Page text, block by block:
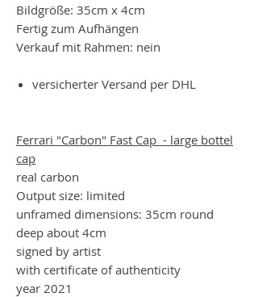
Bildgröße: 35cm x 4cm
Fertig zum Aufhängen
Verkauf mit Rahmen: nein
versicherter Versand per DHL
Ferrari "Carbon" Fast Cap - large bottel
cap
real carbon
Output size: limited
unframed dimensions: 35cm round
deep about 4cm
signed by artist
with certificate of authenticity
year 2021